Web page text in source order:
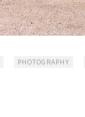
PHOTOGRAPHY